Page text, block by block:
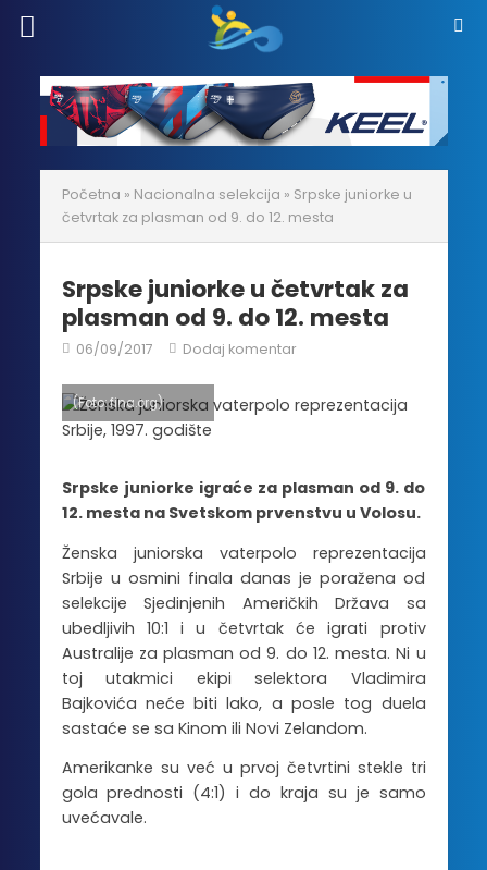
Početna » Nacionalna selekcija » Srpske juniorke u
četvrtak za plasman od 9. do 12. mesta
Srpske juniorke u četvrtak za
plasman od 9. do 12. mesta
06/09/2017 Dodaj komentar
(Foto: fina.org)
Srpske juniorke igraće za plasman od 9. do
12. mesta na Svetskom prvenstvu u Volosu.
Ženska juniorska vaterpolo reprezentacija
Srbije u osmini finala danas je poražena od
selekcije Sjedinjenih Američkih Država sa
ubedljivih 10:1 i u četvrtak će igrati protiv
Australije za plasman od 9. do 12. mesta. Ni u
toj utakmici ekipi selektora Vladimira
Bajkovića neće biti lako, a posle tog duela
sastaće se sa Kinom ili Novi Zelandom.
Amerikanke su već u prvoj četvrtini stekle tri
gola prednosti (4:1) i do kraja su je samo
uvećavale.